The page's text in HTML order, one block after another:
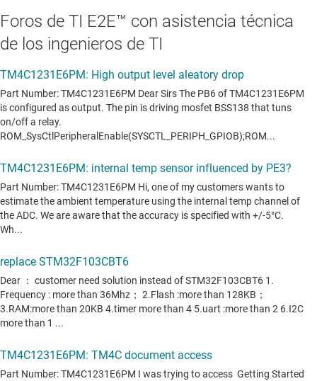
Foros de TI E2E™ con asistencia técnica
de los ingenieros de TI